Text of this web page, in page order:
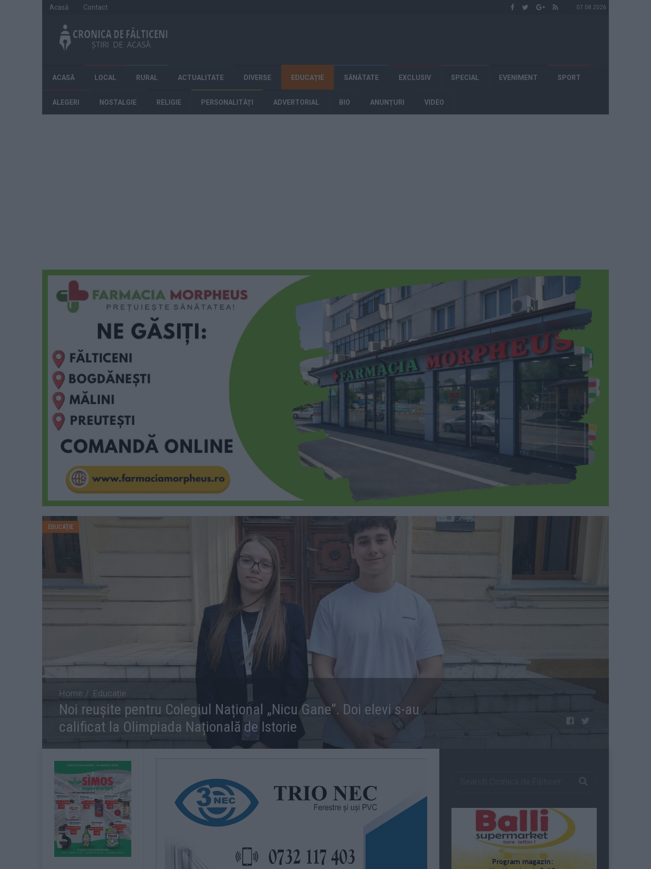
07.08.2026
Acasă Contact
ACASĂ LOCAL RURAL ACTUALITATE DIVERSE EDUCAȚIE SĂNĂTATE EXCLUSIV SPECIAL EVENIMENT SPORT
ALEGERI NOSTALGIE RELIGIE PERSONALITĂȚI ADVERTORIAL BIO ANUNȚURI VIDEO
EDUCAȚIE
Home Educație
Noi reușite pentru Colegiul Național „Nicu Gane”. Doi elevi s-au
calificat la Olimpiada Națională de Istorie